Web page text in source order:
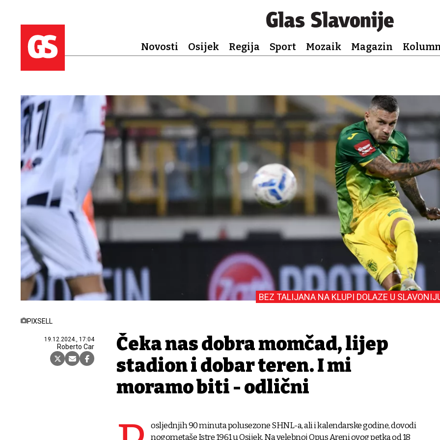
Novosti Osijek Regija Sport Mozaik Magazin
PIXSELL
19.12.2024., 17:04
Roberto Car
BEZ TALIJANA NA KLUPI DOLAZE U
Čeka nas dobra momčad, lijep
stadion i dobar teren. I mi
moramo biti - odlični
osljednjih 90 minuta polusezone SHNL-a, ali i kalendarske godine, dovodi
nogometaše Istre 1961 u Osijek. Na velebnoj Opus Areni ovog petka od 18